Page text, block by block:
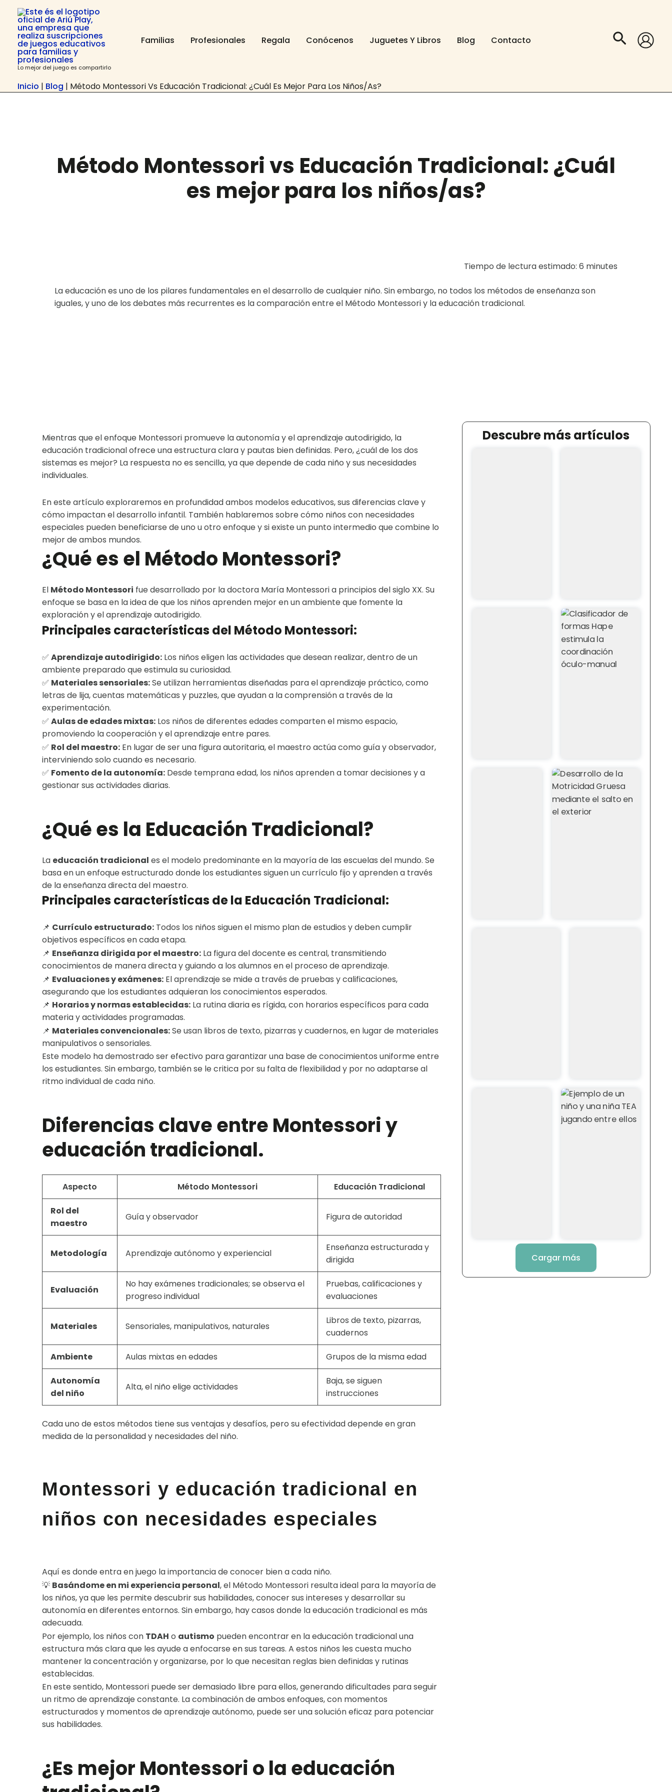
contenido
contenido
Lo mejor del juego es compartirlo
Familias Profesionales Regala Conócenos Juguetes Y Libros Blog Contacto Buscar
Inicio | Blog | Método Montessori Vs Educación Tradicional: ¿Cuál Es Mejor Para Los Niños/as?
Método Montessori vs Educación Tradicional: ¿Cuál
es mejor para los niños/as?
Tiempo de lectura estimado: 6 minutes
La educación es uno de los pilares fundamentales en el desarrollo de cualquier niño. Sin embargo, no todos los métodos de enseñanza son
iguales, y uno de los debates más recurrentes es la comparación entre el Método Montessori y la educación tradicional.
Mientras que el enfoque Montessori promueve la autonomía y el aprendizaje autodirigido, la
educación tradicional ofrece una estructura clara y pautas bien definidas. Pero, ¿cuál de los dos
sistemas es mejor? La respuesta no es sencilla, ya que depende de cada niño y sus necesidades
individuales.
En este artículo exploraremos en profundidad ambos modelos educativos, sus diferencias clave y
cómo impactan el desarrollo infantil. También hablaremos sobre cómo niños con necesidades
especiales pueden beneficiarse de uno u otro enfoque y si existe un punto intermedio que combine lo
mejor de ambos mundos.
¿Qué es el Método Montessori?
El Método Montessori fue desarrollado por la doctora María Montessori a principios del siglo XX. Su
enfoque se basa en la idea de que los niños aprenden mejor en un ambiente que fomente la
exploración y el aprendizaje autodirigido.
Principales características del Método Montessori:
✅Aprendizaje autodirigido: Los niños eligen las actividades que desean realizar, dentro de un
ambiente preparado que estimula su curiosidad.
✅ Materiales sensoriales:Se utilizan herramientas diseñadas para el aprendizaje práctico, como
letras de lija, cuentas matemáticas y puzzles, que ayudan a la comprensión a través de la
experimentación.
✅Aulas de edades mixtas: Los niños de diferentes edades comparten el mismo espacio,
promoviendo la cooperación y el aprendizaje entre pares.
✅ Rol del maestro: En lugar de ser una figura autoritaria, el maestro actúa como guía y observador,
interviniendo solo cuando es necesario.
✅ Fomento de la autonomía: Desde temprana edad, los niños aprenden a tomar decisiones y a
gestionar sus actividades diarias.
¿Qué es la Educación Tradicional?
La educación tradicional es el modelo predominante en la mayoría de las escuelas del mundo. Se
basa en un enfoque estructurado donde los estudiantes siguen un currículo fijo y aprenden a través
de la enseñanza directa del maestro.
Principales características de la Educación Tradicional:
📌 Currículo estructurado: Todos los niños siguen el mismo plan de estudios y deben cumplir
objetivos específicos en cada etapa.
📌 Enseñanza dirigida por el maestro: La figura del docente es central, transmitiendo
conocimientos de manera directa y guiando a los alumnos en el proceso de aprendizaje.
📌 Evaluaciones y exámenes: El aprendizaje se mide a través de pruebas y calificaciones,
asegurando que los estudiantes adquieran los conocimientos esperados.
📌 Horarios y normas establecidas: La rutina diaria es rígida, con horarios específicos para cada
materia y actividades programadas.
📌 Materiales convencionales:Se usan libros de texto, pizarras y cuadernos, en lugar de materiales
manipulativos o sensoriales.
Este modelo ha demostrado ser efectivo para garantizar una base de conocimientos uniforme entre
los estudiantes. Sin embargo, también se le critica por su falta de flexibilidad y por no adaptarse al
ritmo individual de cada niño.
Diferencias clave entre Montessori y
educación tradicional.
Aspecto Método Montessori Educación Tradicional
Rol del
maestro
Guía y observador Figura de autoridad
Metodología Aprendizaje autónomo y experiencial
Enseñanza estructurada y
dirigida
Evaluación
No hay exámenes tradicionales; se observa el
progreso individual
Pruebas, calificaciones y
evaluaciones
Materiales Sensoriales, manipulativos, naturales
Libros de texto, pizarras,
cuadernos
Ambiente Aulas mixtas en edades Grupos de la misma edad
Autonomía
del niño
Alta, el niño elige actividades
Baja, se siguen
instrucciones
Cada uno de estos métodos tiene sus ventajas y desafíos, pero su efectividad depende en gran
medida de la personalidad y necesidades del niño.
Montessori y educación tradicional en
niños con necesidades especiales
Aquí es donde entra en juego la importancia de conocer bien a cada niño.
💡 Basándome en mi experiencia personal, el Método Montessori resulta ideal para la mayoría de
los niños, ya que les permite descubrir sus habilidades, conocer sus intereses y desarrollar su
autonomía en diferentes entornos. Sin embargo, hay casos donde la educación tradicional es más
adecuada.
Por ejemplo, los niños con TDAH o autismo pueden encontrar en la educación tradicional una
estructura más clara que les ayude a enfocarse en sus tareas. A estos niños les cuesta mucho
mantener la concentración y organizarse, por lo que necesitan reglas bien definidas y rutinas
establecidas.
En este sentido, Montessori puede ser demasiado libre para ellos, generando dificultades para seguir
un ritmo de aprendizaje constante. La combinación de ambos enfoques, con momentos
estructurados y momentos de aprendizaje autónomo, puede ser una solución eficaz para potenciar
sus habilidades.
¿Es mejor Montessori o la educación
Descubre más artículos
Cargar más